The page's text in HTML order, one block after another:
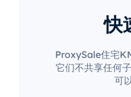
快
ProxySale住宅
它们不共享任何
可